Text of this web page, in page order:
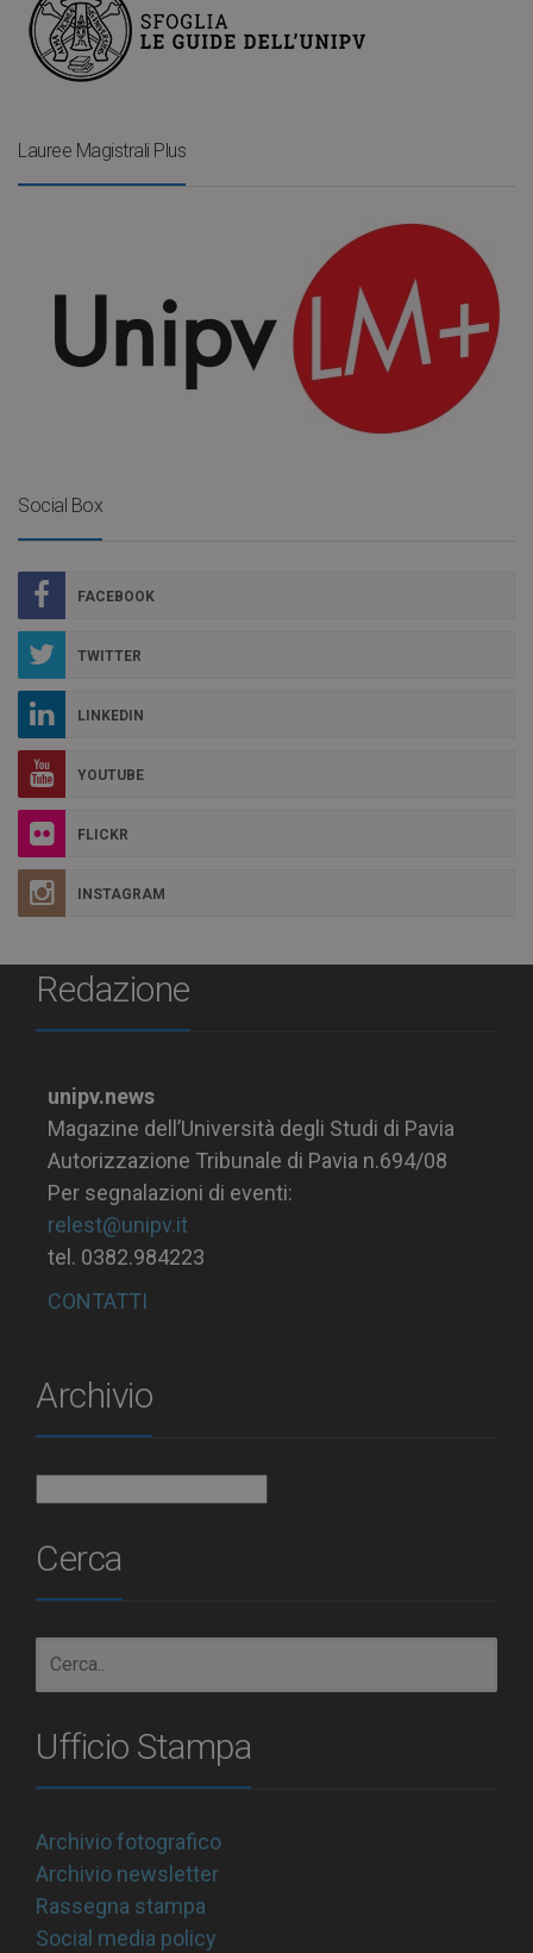
Lauree Magistrali Plus
Social Box
FACEBOOK
TWITTER
LINKEDIN
YOUTUBE
FLICKR
INSTAGRAM
Redazione
unipv.news
Magazine dell’Università degli Studi di Pavia
Autorizzazione Tribunale di Pavia n.694/08
Per segnalazioni di eventi:
relest@unipv.it
tel. 0382.984223
CONTATTI
Archivio
Cerca
Ufficio Stampa
Archivio fotografico
Archivio newsletter
Rassegna stampa
Social media policy